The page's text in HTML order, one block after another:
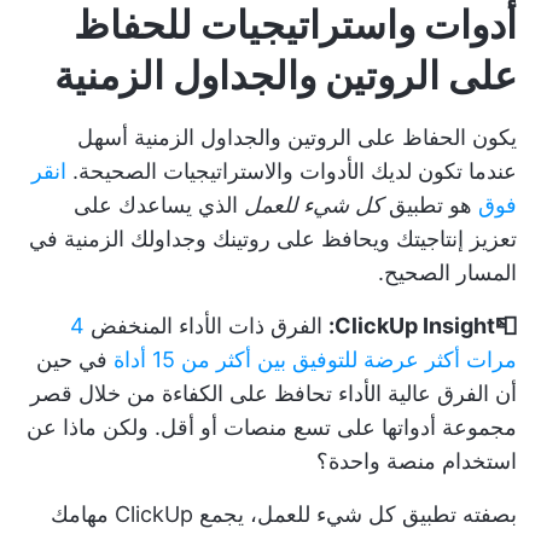
أدوات واستراتيجيات للحفاظ
على الروتين والجداول الزمنية
يكون الحفاظ على الروتين والجداول الزمنية أسهل
عندما تكون لديك الأدوات والاستراتيجيات الصحيحة. انقر
فوق هو تطبيقكل شيء للعمل الذي يساعدك على
تعزيز إنتاجيتك ويحافظ على روتينك وجداولك الزمنية في
المسار الصحيح.
📮ClickUp Insight: الفرق ذات الأداء المنخفض 4
مرات أكثر عرضة للتوفيق بين أكثر من 15 أداة
في حين
أن الفرق عالية الأداء تحافظ على الكفاءة من خلال قصر
مجموعة أدواتها على تسع منصات أو أقل. ولكن ماذا عن
استخدام منصة واحدة؟
بصفته تطبيق كل شيء للعمل، يجمع ClickUp مهامك